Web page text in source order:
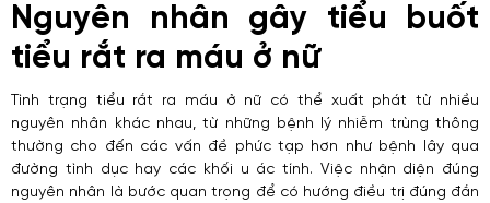
Nguyên nhân gây tiểu buốt
tiểu rắt ra máu ở nữ
Tình trạng tiểu rắt ra máu ở nữ có thể xuất phát từ nhiều
nguyên nhân khác nhau, từ những bệnh lý nhiễm trùng thông
thường cho đến các vấn đề phức tạp hơn như bệnh lây qua
đường tình dục hay các khối u ác tính. Việc nhận diện đúng
nguyên nhân là bước quan trọng để có hướng điều trị đúng đắn